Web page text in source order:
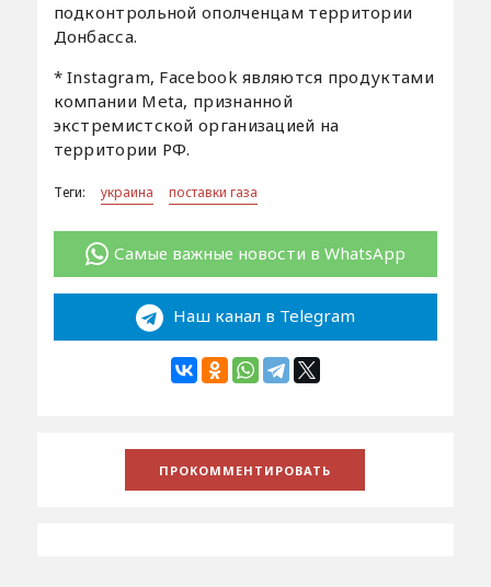
подконтрольной ополченцам территории
Донбасса.
* Instagram, Facebook являются продуктами
компании Meta, признанной
экстремистской организацией на
территории РФ.
Теги: украина поставки газа
Самые важные новости в WhatsApp
Наш канал в Telegram